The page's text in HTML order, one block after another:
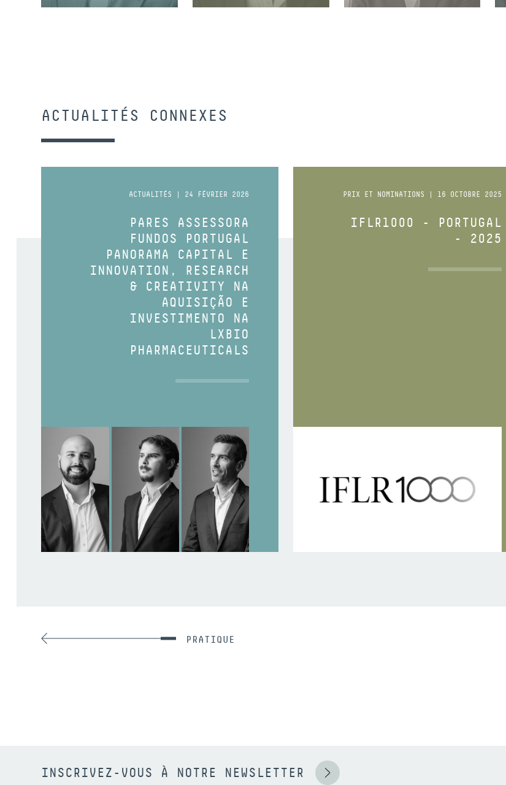
COLLABORATEUR SÉNIOR
ACTUALITÉS CONNEXES
ACTUALITÉS | 24 FÉVRIER 2026
PARES ASSESSORA
FUNDOS PORTUGAL
PANORAMA CAPITAL E
INNOVATION, RESEARCH
& CREATIVITY NA
AQUISIÇÃO E
INVESTIMENTO NA
LXBIO
PHARMACEUTICALS
PRIX ET NOMINATIONS | 16 OCTOBRE 2025
IFLR1000 - PORTUGAL
- 2025
PRATIQUE
INSCRIVEZ-VOUS À NOTRE NEWSLETTER